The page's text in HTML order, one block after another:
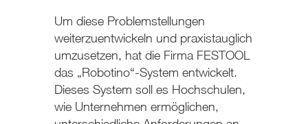
Um diese Problemstellungen
weiterzuentwickeln und praxistauglich
umzusetzen, hat die Firma FESTOOL
das „Robotino“-System entwickelt.
Dieses System soll es Hochschulen,
wie Unternehmen ermöglichen,